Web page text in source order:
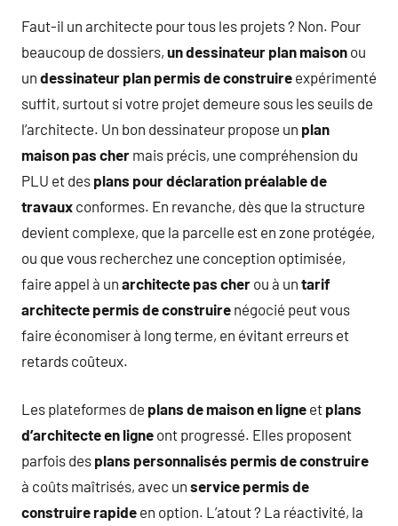
Faut-il un architecte pour tous les projets ? Non. Pour
beaucoup de dossiers, un dessinateur plan maison ou
un dessinateur plan permis de construire expérimenté
suffit, surtout si votre projet demeure sous les seuils de
l’architecte. Un bon dessinateur propose un plan
maison pas cher mais précis, une compréhension du
PLU et des plans pour déclaration préalable de
travaux conformes. En revanche, dès que la structure
devient complexe, que la parcelle est en zone protégée,
ou que vous recherchez une conception optimisée,
faire appel à un architecte pas cher ou à un tarif
architecte permis de construire négocié peut vous
faire économiser à long terme, en évitant erreurs et
retards coûteux.
Les plateformes de plans de maison en ligne et plans
d’architecte en ligne ont progressé. Elles proposent
parfois des plans personnalisés permis de construire
à coûts maîtrisés, avec un service permis de
construire rapide en option. L’atout ? La réactivité, la